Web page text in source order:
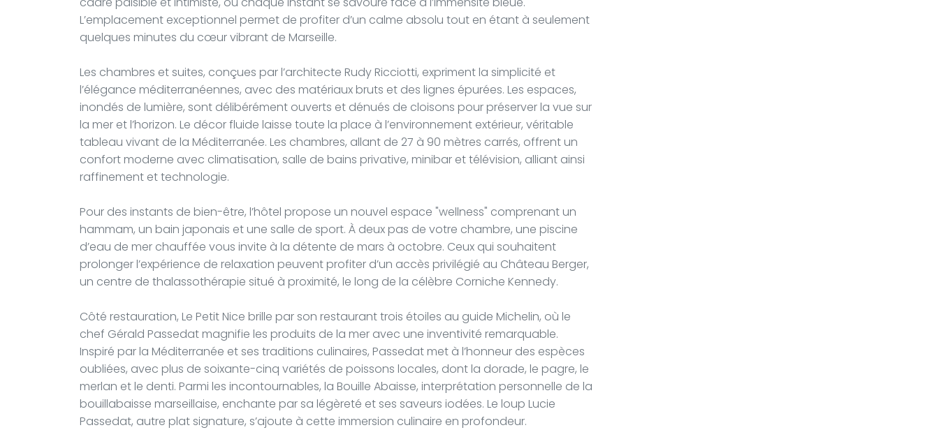
L’emplacement exceptionnel permet de profiter d’un calme absolu tout en étant à seulement
quelques minutes du cœur vibrant de Marseille.
Les chambres et suites, conçues par l’architecte Rudy Ricciotti, expriment la simplicité et
l’élégance méditerranéennes, avec des matériaux bruts et des lignes épurées. Les espaces,
inondés de lumière, sont délibérément ouverts et dénués de cloisons pour préserver la vue sur
la mer et l’horizon. Le décor fluide laisse toute la place à l’environnement extérieur, véritable
tableau vivant de la Méditerranée. Les chambres, allant de 27 à 90 mètres carrés, offrent un
confort moderne avec climatisation, salle de bains privative, minibar et télévision, alliant ainsi
raffinement et technologie.
Pour des instants de bien-être, l’hôtel propose un nouvel espace "wellness" comprenant un
hammam, un bain japonais et une salle de sport. À deux pas de votre chambre, une piscine
d’eau de mer chauffée vous invite à la détente de mars à octobre. Ceux qui souhaitent
prolonger l’expérience de relaxation peuvent profiter d’un accès privilégié au Château Berger,
un centre de thalassothérapie situé à proximité, le long de la célèbre Corniche Kennedy.
Côté restauration, Le Petit Nice brille par son restaurant trois étoiles au guide Michelin, où le
chef Gérald Passedat magnifie les produits de la mer avec une inventivité remarquable.
Inspiré par la Méditerranée et ses traditions culinaires, Passedat met à l’honneur des espèces
oubliées, avec plus de soixante-cinq variétés de poissons locales, dont la dorade, le pagre, le
merlan et le denti. Parmi les incontournables, la Bouille Abaisse, interprétation personnelle de la
bouillabaisse marseillaise, enchante par sa légèreté et ses saveurs iodées. Le loup Lucie
Passedat, autre plat signature, s’ajoute à cette immersion culinaire en profondeur.